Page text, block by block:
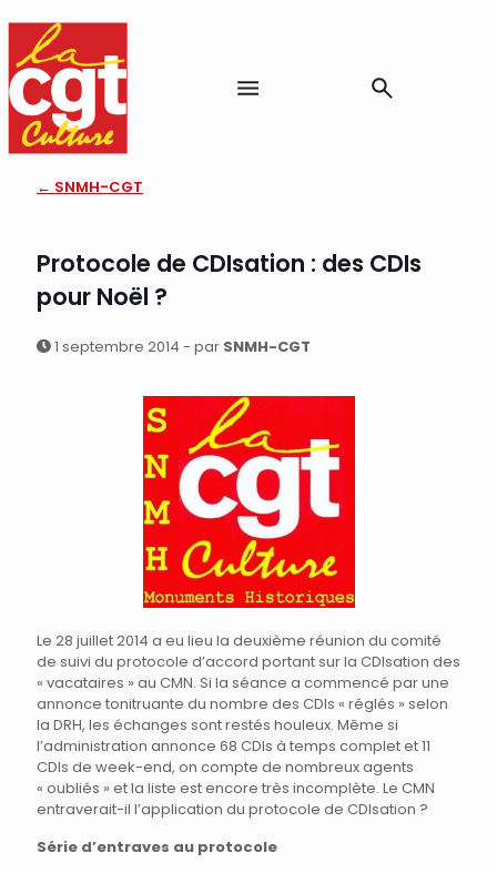
← SNMH-CGT
Protocole de CDIsation : des CDIs
pour Noël ?
1 septembre 2014 - par SNMH-CGT
Le 28 juillet 2014 a eu lieu la deuxième réunion du comité
de suivi du protocole d’accord portant sur la CDIsation des
« vacataires » au CMN. Si la séance a commencé par une
annonce tonitruante du nombre des CDIs « réglés » selon
la DRH, les échanges sont restés houleux. Même si
l’administration annonce 68 CDIs à temps complet et 11
CDIs de week-end, on compte de nombreux agents
« oubliés » et la liste est encore très incomplète. Le CMN
entraverait-il l’application du protocole de CDIsation ?
Série d’entraves au protocole